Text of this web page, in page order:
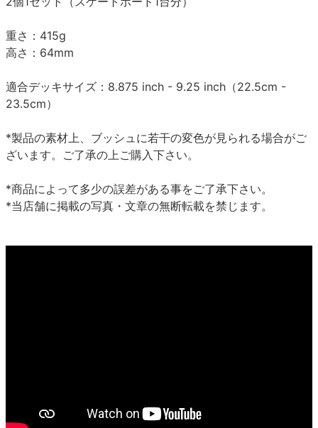
重さ：415g
高さ：64mm
適合デッキサイズ：8.875 inch - 9.25 inch（22.5cm -
23.5cm）
*製品の素材上、ブッシュに若干の変色が見られる場合がご
ざいます。ご了承の上ご購入下さい。
*商品によって多少の誤差がある事をご了承下さい。
*当店舗に掲載の写真・文章の無断転載を禁じます。